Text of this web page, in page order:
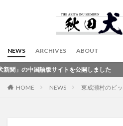
NEWS ARCHIVES ABOUT
イトを公開しました
HOME NEWS 東成瀬村のビ